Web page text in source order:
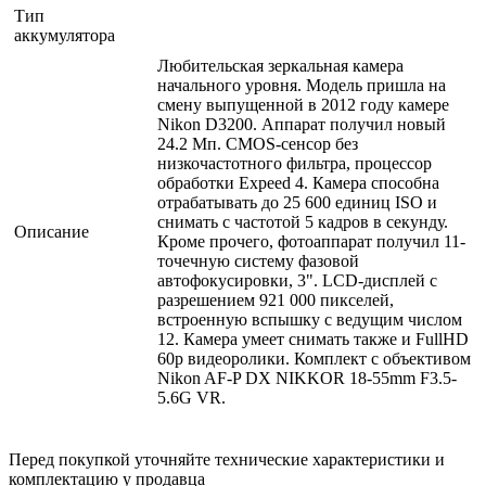
Тип
аккумулятора
Описание
Любительская зеркальная камера
начального уровня. Модель пришла на
смену выпущенной в 2012 году камере
Nikon D3200. Аппарат получил новый
24.2 Мп. CMOS-сенсор без
низкочастотного фильтра, процессор
обработки Expeed 4. Камера способна
отрабатывать до 25 600 единиц ISO и
снимать с частотой 5 кадров в секунду.
Кроме прочего, фотоаппарат получил 11-
точечную систему фазовой
автофокусировки, 3". LCD-дисплей с
разрешением 921 000 пикселей,
встроенную вспышку с ведущим числом
12. Камера умеет снимать также и FullHD
60p видеоролики. Комплект с объективом
Nikon AF-P DX NIKKOR 18-55mm F3.5-
5.6G VR.
Перед покупкой уточняйте технические характеристики и
комплектацию у продавца